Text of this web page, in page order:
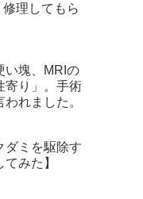
理してもら
い塊、MRIの
寄り」。手術
れました。
ダミを駆除す
みた】